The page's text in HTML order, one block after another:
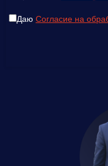
Даю Согласие на
Нажимая кнопку